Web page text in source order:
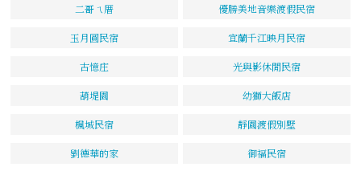
二哥ㄟ厝 優勝美地音樂渡假民宿
玉月圓民宿 宜蘭千江映月民宿
古憶庄 光與影休閒民宿
葫堤園 幼獅大飯店
楓城民宿 靜園渡假別墅
劉德華的家 御福民宿